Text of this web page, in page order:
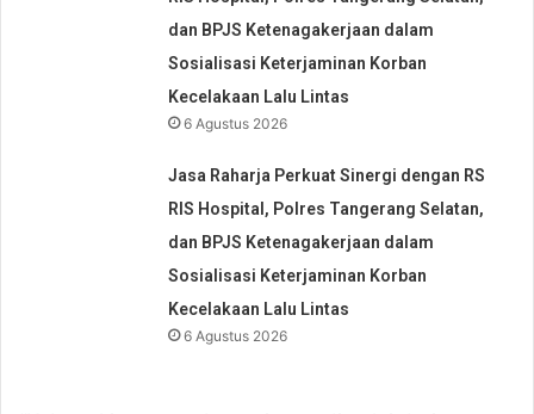
dan BPJS Ketenagakerjaan dalam
Sosialisasi Keterjaminan Korban
Kecelakaan Lalu Lintas
6 Agustus 2026
Jasa Raharja Perkuat Sinergi dengan RS
RIS Hospital, Polres Tangerang Selatan,
dan BPJS Ketenagakerjaan dalam
Sosialisasi Keterjaminan Korban
Kecelakaan Lalu Lintas
6 Agustus 2026